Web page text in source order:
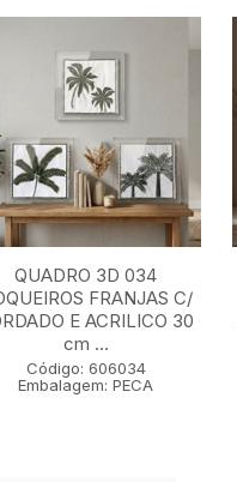
QUADRO 3D 034
FRANJAS C/
E ACRILICO 30
cm ...
Código: 606034
Embalagem: PECA